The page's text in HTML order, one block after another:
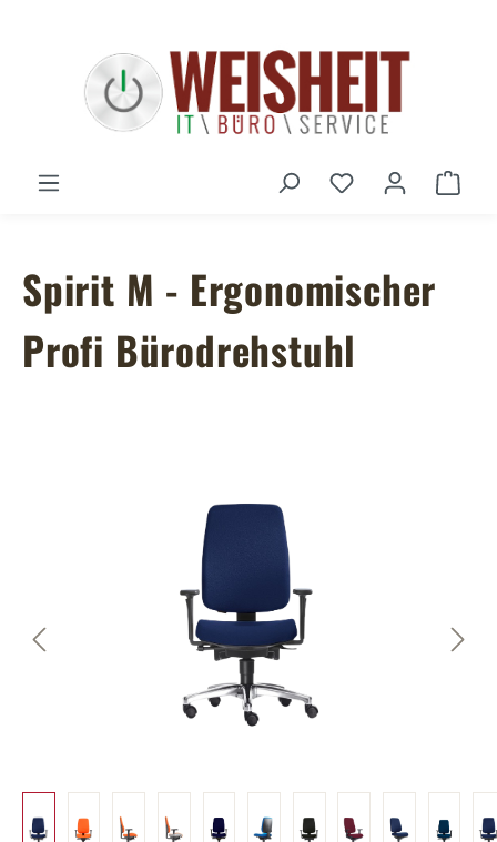
Du hast 0
Spirit M - Ergonomischer
Profi Bürodrehstuhl
Bildergalerie überspringen